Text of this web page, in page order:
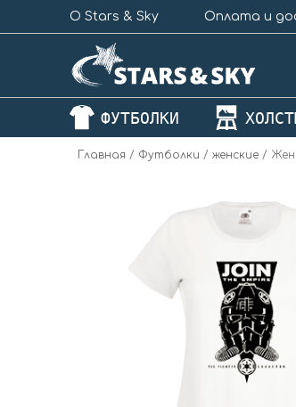
О Stars & Sky Оплата и
ФУТБОЛКИ
Главная / Футболки / женские /